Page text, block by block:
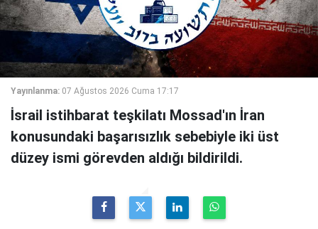
Yayınlanma: 07 Ağustos 2026 Cuma 17:17
İsrail istihbarat teşkilatı Mossad'ın İran
konusundaki başarısızlık sebebiyle iki üst
düzey ismi görevden aldığı bildirildi.